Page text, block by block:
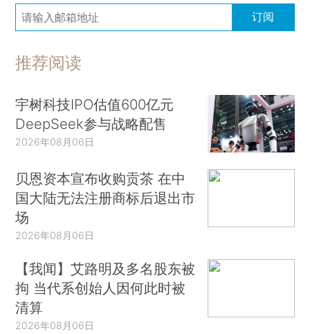
订阅
推荐阅读
宇树科技IPO估值600亿元
DeepSeek参与战略配售
2026年08月06日
贝恩资本宣布收购贡茶 在中
国大陆无法注册商标后退出市
场
2026年08月06日
【我闻】艾路明及多名股东被
拘 当代系创始人因何此时被
清算
2026年08月06日